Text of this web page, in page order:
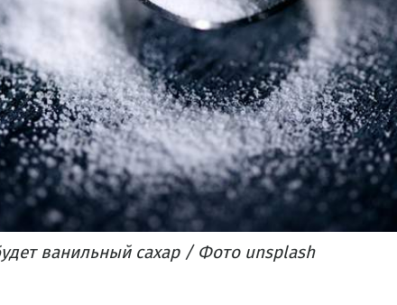
ванильный сахар / Фото unsplash